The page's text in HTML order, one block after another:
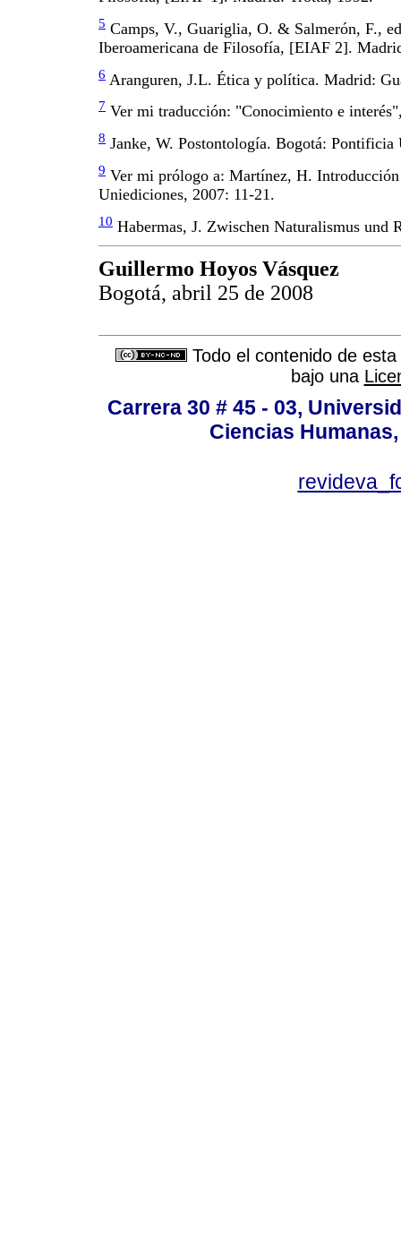
5 Camps, V., Guariglia, O. & Salmerón, F.,
Iberoamericana de Filosofía, [EIAF 2].
6 Aranguren, J.L. Ética y política. Madrid:
7 Ver mi traducción: "Conocimiento e
8 Janke, W. Postontología. Bogotá: Pontificia
9 Ver mi prólogo a: Martínez, H.
Uniediciones, 2007: 11-21.
10 Habermas, J. Zwischen Naturalismus
Guillermo Hoyos Vásquez
Bogotá, abril 25 de 2008
Todo el contenido de
bajo una
Carrera 30 # 45 - 03,
Ciencias